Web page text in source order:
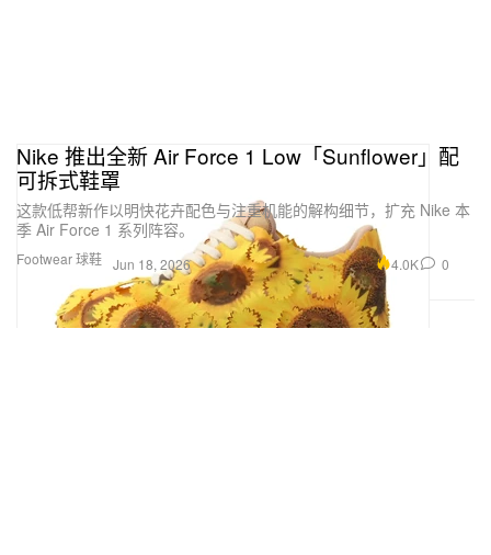
Footwear 球鞋
Nike 推出全新 Air Force 1 Low「Sunflower」配
可拆式鞋罩
这款低帮新作以明快花卉配色与注重机能的解构细节，扩充 Nike 本
季 Air Force 1 系列阵容。
Jun 18, 2026 4.0K 0